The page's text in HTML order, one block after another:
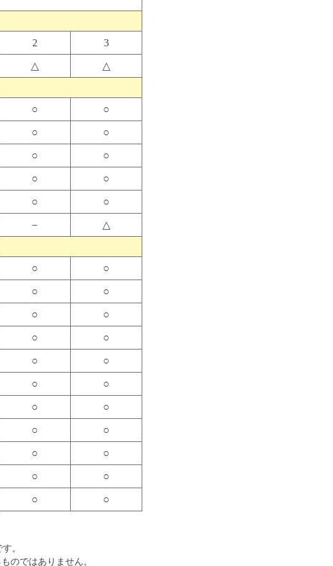
2 3
△ △
○ ○
○ ○
○ ○
○ ○
○ ○
－ △
○ ○
○ ○
○ ○
○ ○
○ ○
○ ○
○ ○
○ ○
○ ○
○ ○
○ ○
。
のではありません。